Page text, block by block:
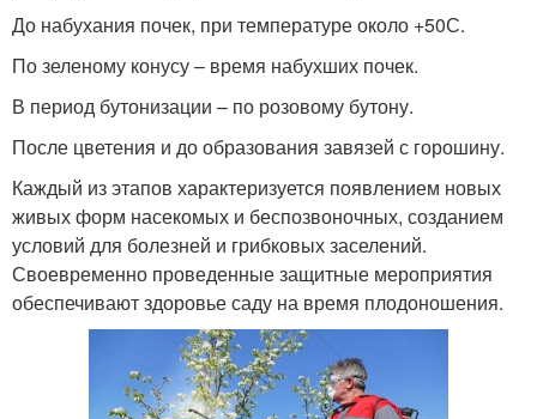
До набухания почек, при температуре около +50С.
По зеленому конусу – время набухших почек.
В период бутонизации – по розовому бутону.
После цветения и до образования завязей с горошину.
Каждый из этапов характеризуется появлением новых
живых форм насекомых и беспозвоночных, созданием
условий для болезней и грибковых заселений.
Своевременно проведенные защитные мероприятия
обеспечивают здоровье саду на время плодоношения.